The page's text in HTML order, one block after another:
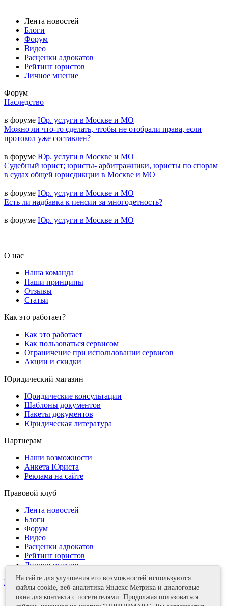
Лента новостей
Блоги
Форум
Видео
Расценки адвокатов
Рейтинг юристов
Личное мнение
Форум
Наследство
в форуме Юр. услуги в Москве и МО
Можно ли что-то сделать, чтобы не отобрали права, если
протокол уже составлен?
в форуме Юр. услуги в Москве и МО
Судебный юрист; юристы- арбитражники, юристы по спорам
в судах общей юрисдикции в Москве и МО
в форуме Юр. услуги в Москве и МО
Есть ли надбавка к пенсии за многодетность?
в форуме Юр. услуги в Москве и МО
О нас
Наша команда
Наши принципы
Отзывы
Статьи
Как это работает?
Как это работает
Как пользоваться сервисом
Ограничение при использовании сервисов
Акции и скидки
Юридический магазин
Юридические консультации
Шаблоны документов
Пакеты документов
Юридическая литература
Партнерам
Наши возможности
Анкета Юриста
Реклама на сайте
Правовой клуб
Лента новостей
Блоги
Форум
Видео
Расценки адвокатов
Рейтинг юристов
Личное мнение
Контакты
На сайте для улучшения его возможностей используются
файлы cookie, веб-аналитика Яндекс Метрика и диалоговые
окна для контакта с посетителями. Продолжая пользоваться